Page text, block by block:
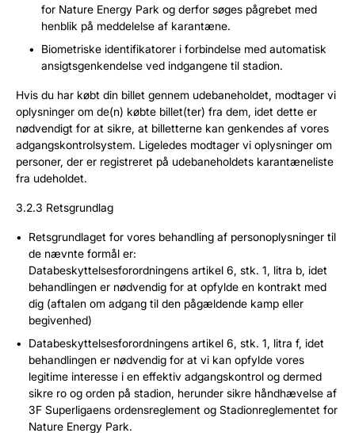
for Nature Energy Park og derfor søges pågrebet med
henblik på meddelelse af karantæne.
Biometriske identifikatorer i forbindelse med automatisk
ansigtsgenkendelse ved indgangene til stadion.
Hvis du har købt din billet gennem udebaneholdet, modtager vi
oplysninger om de(n) købte billet(ter) fra dem, idet dette er
nødvendigt for at sikre, at billetterne kan genkendes af vores
adgangskontrolsystem. Ligeledes modtager vi oplysninger om
personer, der er registreret på udebaneholdets karantæneliste
fra udeholdet.
3.2.3 Retsgrundlag
Retsgrundlaget for vores behandling af personoplysninger til
de nævnte formål er:
Databeskyttelsesforordningens artikel 6, stk. 1, litra b, idet
behandlingen er nødvendig for at opfylde en kontrakt med
dig (aftalen om adgang til den pågældende kamp eller
begivenhed)
Databeskyttelsesforordningens artikel 6, stk. 1, litra f, idet
behandlingen er nødvendig for at vi kan opfylde vores
legitime interesse i en effektiv adgangskontrol og dermed
sikre ro og orden på stadion, herunder sikre håndhævelse af
3F Superligaens ordensreglement og Stadionreglementet for
Nature Energy Park.